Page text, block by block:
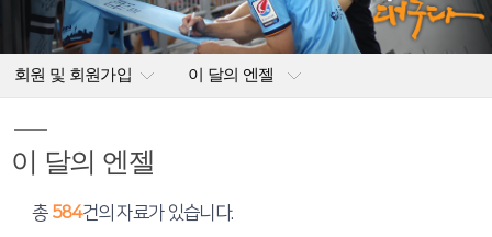
회원 및 회원가입 이 달의 엔젤
이 달의 엔젤
총 584건의 자료가 있습니다.